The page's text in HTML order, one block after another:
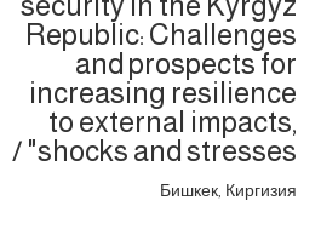
Republic: Challenges
and prospects for
increasing resilience
to external impacts,
shocks and stresses" /
Бишкек, Киргизия